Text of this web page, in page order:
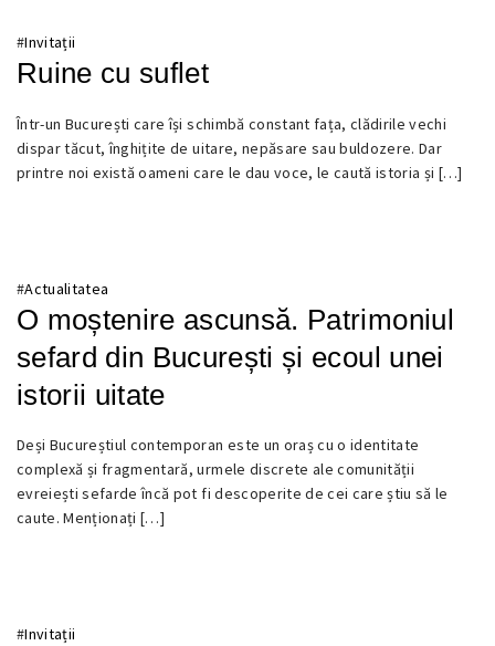
#Invitații
Ruine cu suflet
31
MAI
2025
Într-un București care își schimbă constant fața, clădirile vechi
dispar tăcut, înghițite de uitare, nepăsare sau buldozere. Dar
printre noi există oameni care le dau voce, le caută istoria și […]
#Actualitatea
O moștenire ascunsă. Patrimoniul
sefard din București și ecoul unei
istorii uitate
31
MAI
2025
Deși Bucureștiul contemporan este un oraș cu o identitate
complexă și fragmentară, urmele discrete ale comunității
evreiești sefarde încă pot fi descoperite de cei care știu să le
caute. Menționați […]
#Invitații